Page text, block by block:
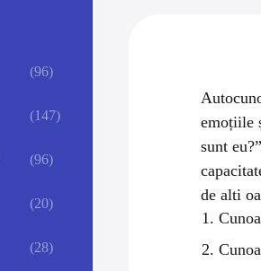
(96)
(147)
(96)
(20)
(28)
emoțiile
sunt
de alti